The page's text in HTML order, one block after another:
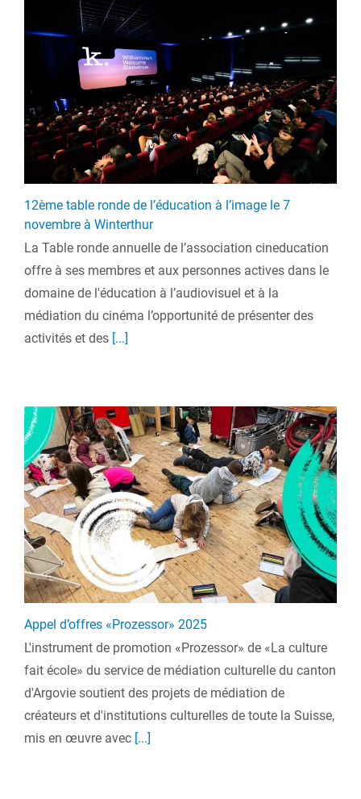
12ème table ronde de l’éducation à l’image le 7
novembre à Winterthur
La Table ronde annuelle de l’association cineducation
offre à ses membres et aux personnes actives dans le
domaine de l'éducation à l’audiovisuel et à la
médiation du cinéma l’opportunité de présenter des
activités et des [...]
Appel d’offres «Prozessor» 2025
L'instrument de promotion «Prozessor» de «La culture
fait école» du service de médiation culturelle du canton
d'Argovie soutient des projets de médiation de
créateurs et d'institutions culturelles de toute la Suisse,
mis en œuvre avec [...]